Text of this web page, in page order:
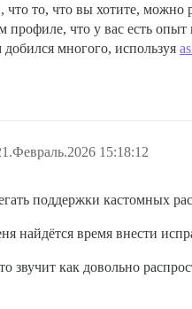
что то, что вы хотите, можно
профиле, что у вас есть опыт
многого, используя
15:18:12
поддержки кастомных
найдётся время внести
звучит как довольно